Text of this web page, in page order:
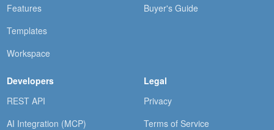
Features
Templates
Workspace
Buyer's Guide
Developers
REST API
AI Integration (MCP)
Legal
Privacy
Terms of Service